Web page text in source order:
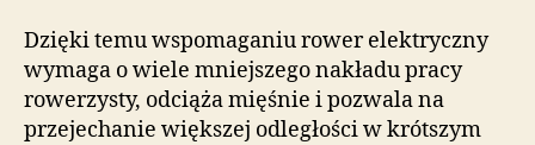
Dzięki temu wspomaganiu rower elektryczny
wymaga o wiele mniejszego nakładu pracy
rowerzysty, odciąża mięśnie i pozwala na
przejechanie większej odległości w krótszym